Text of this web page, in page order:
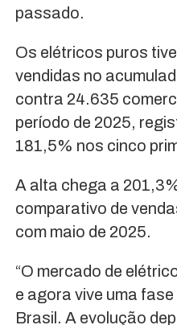
passado.
Os elétricos puros
vendidas no
contra 24.635
período de 2025,
181,5% nos cinco
A alta chega a
comparativo de
com maio de 2025.
“O mercado de
e agora vive uma
Brasil. A evolução